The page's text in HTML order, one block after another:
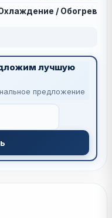
/ Обогрев
лучшую
предложение